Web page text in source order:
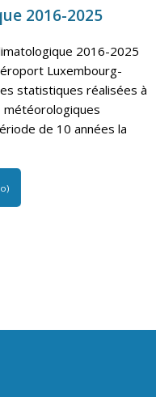
2016-2025
2016-2025
Luxembourg-
statistiques réalisées à
de 10 années la